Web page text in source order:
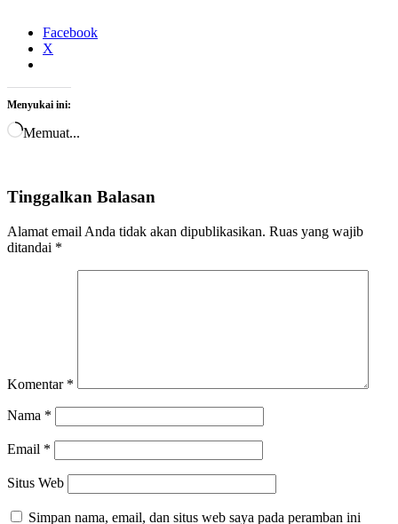
Facebook
X
Menyukai ini:
Memuat...
Tinggalkan Balasan
Alamat email Anda tidak akan dipublikasikan. Ruas yang wajib
ditandai *
Komentar *
Nama *
Email *
Situs Web
Simpan nama, email, dan situs web saya pada peramban ini